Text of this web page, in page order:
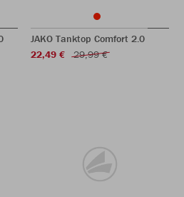
JAKO Tanktop Comfort 2.0
22,49 €
29,99 €